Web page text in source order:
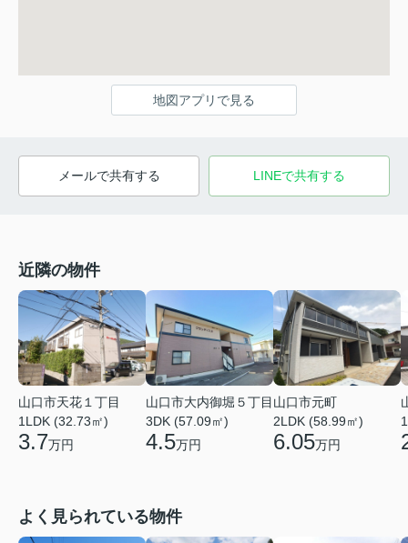
地図アプリで見る
メールで共有する LINEで共有する
近隣の物件
山口市天花１丁目
1LDK (32.73㎡)
3.7万円
山口市大内御堀５丁目
3DK (57.09㎡)
4.5万円
山口市元町
2LDK (58.99㎡)
6.05万円
よく見られている物件